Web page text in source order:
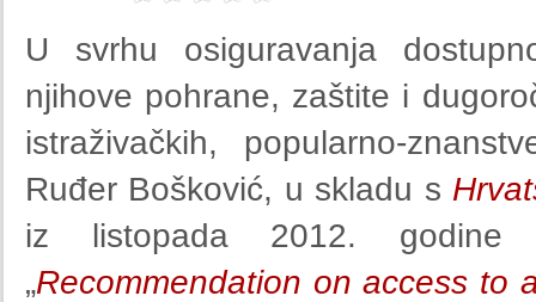
U svrhu osiguravanja
njihove pohrane, zaštite i
istraživačkih, popularno-
Ruđer Bošković, u skladu s
iz listopada 2012. godine
„Recommendation on access to